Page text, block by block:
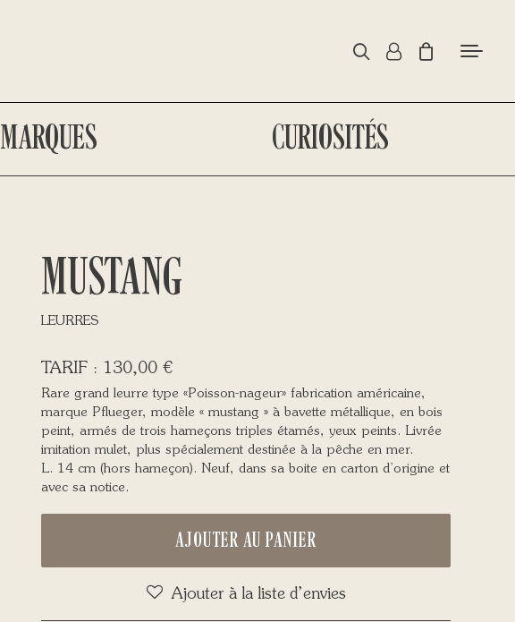
MARQUES CURIOSITÉS
MUSTANG
LEURRES
130,00 €
Rare grand leurre type «Poisson-nageur» fabrication américaine,
marque Pflueger, modèle « mustang » à bavette métallique, en bois
peint, armés de trois hameçons triples étamés, yeux peints. Livrée
imitation mulet, plus spécialement destinée à la pêche en mer.
L. 14 cm (hors hameçon). Neuf, dans sa boite en carton d’origine et
avec sa notice.
AJOUTER AU PANIER
Ajouter à la liste d’envies